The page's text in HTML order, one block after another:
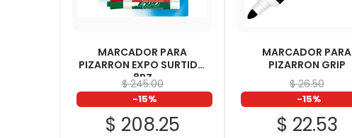
MARCADOR PARA
PIZARRON EXPO SURTIDO
8PZ
$ 245.00
-15%
$ 208.25
MARCADOR PARA
PIZARRON GRIP
$ 26.50
-15%
$ 22.53